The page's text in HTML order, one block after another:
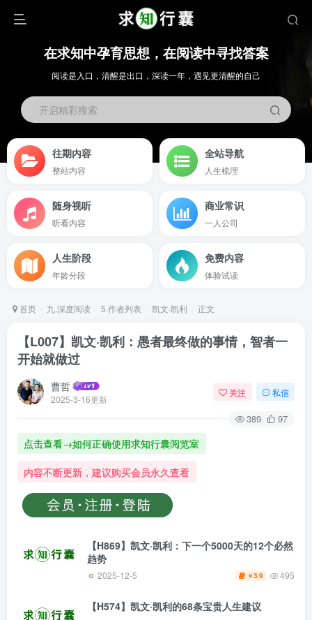
在求知中孕育思想，在阅读中寻找答案
阅读是入口，清醒是出口，深读一年，遇见更清醒的自己
开启精彩搜索
往期内容
整站内容
全站导航
人生梳理
随身视听
听看内容
商业常识
一人公司
人生阶段
年龄分段
免费内容
体验试读
首页 九.深度阅读 5.作者列表 凯文·凯利 正文
【L007】凯文·凯利：愚者最终做的事情，智者一
开始就做过
曹哲
2025-3-16更新
关注 私信
389 97
点击查看→如何正确使用求知行囊阅览室
内容不断更新，建议购买会员永久查看
【H869】凯文·凯利：下一个5000天的12个必然
趋势
2025-12-5 ￥3.9 495
【H574】凯文·凯利的68条宝贵人生建议